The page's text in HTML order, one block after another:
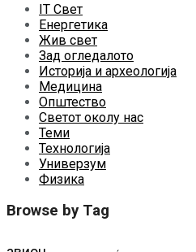
IT Свет
Енергетика
Жив свет
Зад огледалото
Историја и археологија
Медицина
Општество
Светот околу нас
Теми
Технологија
Универзум
Физика
Browse by Tag